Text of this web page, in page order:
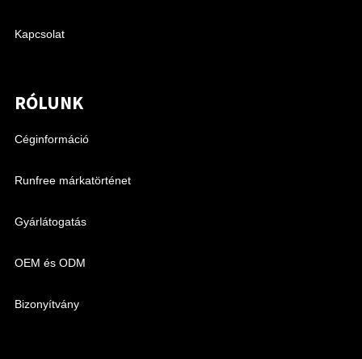
Kapcsolat
RÓLUNK
Céginformáció
Runfree márkatörténet
Gyárlátogatás
OEM és ODM
Bizonyítvány